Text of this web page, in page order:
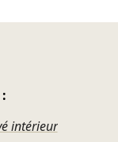
intérieur